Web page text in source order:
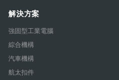
解決方案
強固型工業電腦
綜合機構
汽車機構
航太扣件